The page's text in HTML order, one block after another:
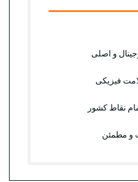
فیزیکی
نقاط کشور
و مطمئن